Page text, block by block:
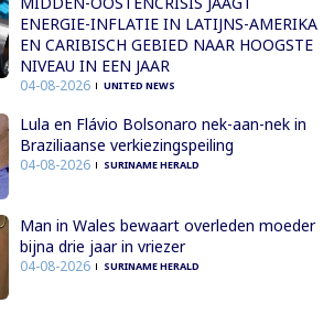
ENERGIE-INFLATIE IN LATIJNS-AMERIKA
EN CARIBISCH GEBIED NAAR HOOGSTE
NIVEAU IN EEN JAAR
04-08-2026 UNITED NEWS
Lula en Flávio Bolsonaro nek-aan-nek in
Braziliaanse verkiezingspeiling
04-08-2026 SURINAME HERALD
Man in Wales bewaart overleden moeder
bijna drie jaar in vriezer
04-08-2026 SURINAME HERALD